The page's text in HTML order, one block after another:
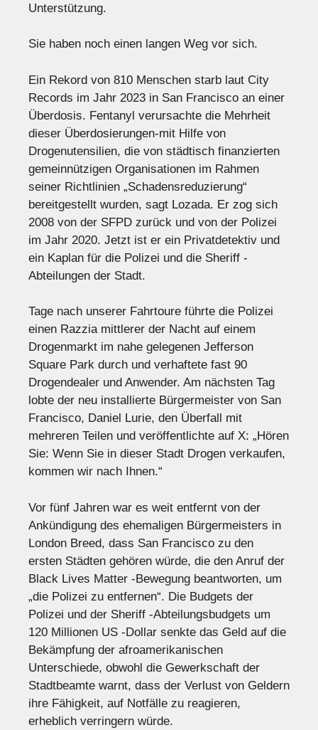
Unterstützung.
Sie haben noch einen langen Weg vor sich.
Ein Rekord von 810 Menschen starb laut City
Records im Jahr 2023 in San Francisco an einer
Überdosis. Fentanyl verursachte die Mehrheit
dieser Überdosierungen-mit Hilfe von
Drogenutensilien, die von städtisch finanzierten
gemeinnützigen Organisationen im Rahmen
seiner Richtlinien „Schadensreduzierung“
bereitgestellt wurden, sagt Lozada. Er zog sich
2008 von der SFPD zurück und von der Polizei
im Jahr 2020. Jetzt ist er ein Privatdetektiv und
ein Kaplan für die Polizei und die Sheriff -
Abteilungen der Stadt.
Tage nach unserer Fahrtoure führte die Polizei
einen Razzia mittlerer der Nacht auf einem
Drogenmarkt im nahe gelegenen Jefferson
Square Park durch und verhaftete fast 90
Drogendealer und Anwender. Am nächsten Tag
lobte der neu installierte Bürgermeister von San
Francisco, Daniel Lurie, den Überfall mit
mehreren Teilen und veröffentlichte auf X: „Hören
Sie: Wenn Sie in dieser Stadt Drogen verkaufen,
kommen wir nach Ihnen.“
Vor fünf Jahren war es weit entfernt von der
Ankündigung des ehemaligen Bürgermeisters in
London Breed, dass San Francisco zu den
ersten Städten gehören würde, die den Anruf der
Black Lives Matter -Bewegung beantworten, um
„die Polizei zu entfernen“. Die Budgets der
Polizei und der Sheriff -Abteilungsbudgets um
120 Millionen US -Dollar senkte das Geld auf die
Bekämpfung der afroamerikanischen
Unterschiede, obwohl die Gewerkschaft der
Stadtbeamte warnt, dass der Verlust von Geldern
ihre Fähigkeit, auf Notfälle zu reagieren,
erheblich verringern würde.